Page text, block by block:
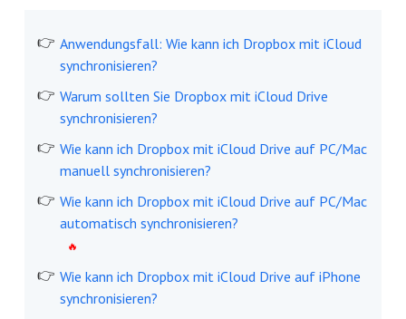
Anwendungsfall: Wie kann ich Dropbox mit iCloud
synchronisieren?
Warum sollten Sie Dropbox mit iCloud Drive
synchronisieren?
Wie kann ich Dropbox mit iCloud Drive auf PC/Mac
manuell synchronisieren?
Wie kann ich Dropbox mit iCloud Drive auf PC/Mac
automatisch synchronisieren?
Wie kann ich Dropbox mit iCloud Drive auf iPhone
synchronisieren?